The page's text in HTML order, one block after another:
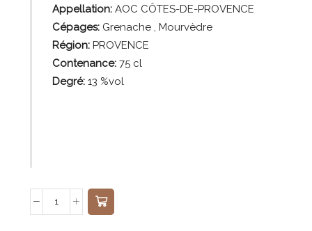
Appellation: AOC CÔTES-DE-PROVENCE
Cépages: Grenache , Mourvèdre
Région:PROVENCE
Contenance:75cl
Degré:13 %vol